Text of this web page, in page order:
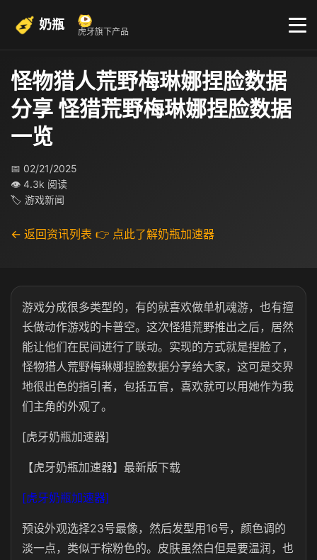
奶瓶 虎牙旗下产品
怪物猎人荒野梅琳娜捏脸数据
分享 怪猎荒野梅琳娜捏脸数据
一览
📅 02/21/2025
👁 4.3k 阅读
🏷 游戏新闻
← 返回资讯列表 👉 点此了解奶瓶加速器
游戏分成很多类型的，有的就喜欢做单机魂游，也有擅
长做动作游戏的卡普空。这次怪猎荒野推出之后，居然
能让他们在民间进行了联动。实现的方式就是捏脸了，
怪物猎人荒野梅琳娜捏脸数据分享给大家，这可是交界
地很出色的指引者，包括五官，喜欢就可以用她作为我
们主角的外观了。
[虎牙奶瓶加速器]
【虎牙奶瓶加速器】最新版下载
[虎牙奶瓶加速器]
预设外观选择23号最像，然后发型用16号，颜色调的
淡一点，类似于棕粉色的。皮肤虽然白但是要温润，也